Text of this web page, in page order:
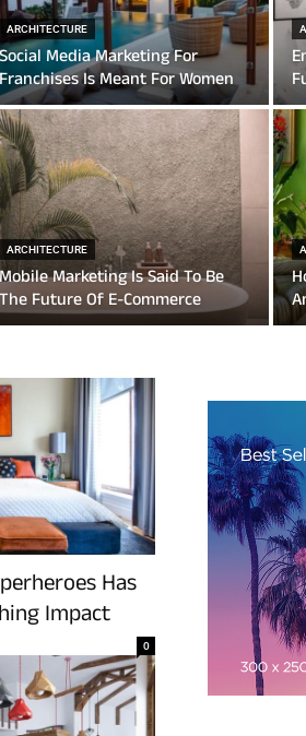
ARCHITECTURE
Social Media Marketing For
Franchises Is Meant For Women
ARCHITECTURE
Mobile Marketing Is Said To Be
The Future Of E-Commerce
Has
Impact
0